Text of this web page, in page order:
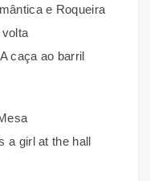
e Roqueira
caça ao barril
a girl at the hall